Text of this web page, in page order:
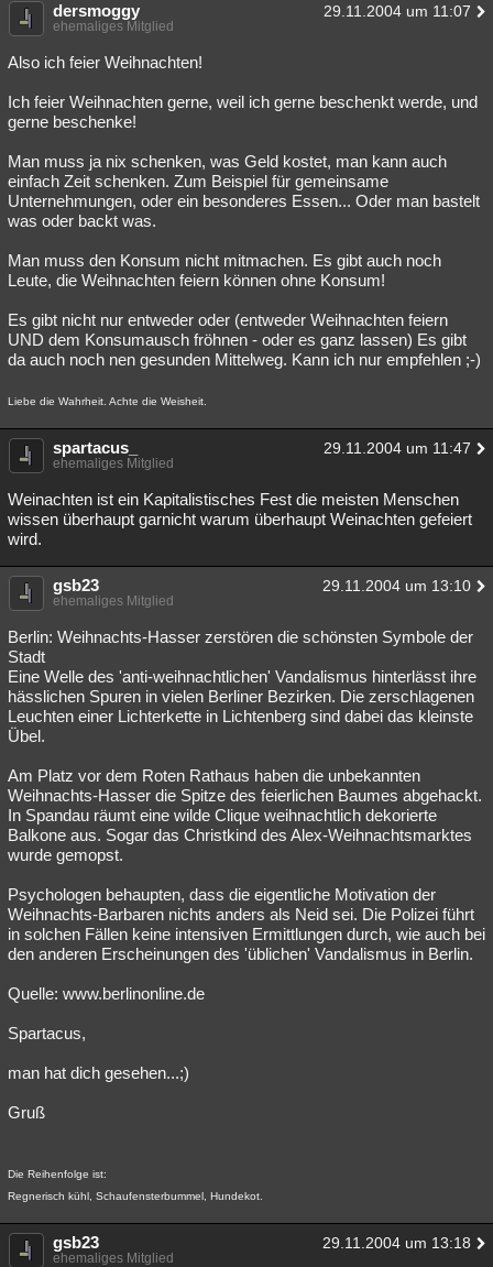
dersmoggy 29.11.2004 um 11:07
ehemaliges Mitglied
Also ich feier Weihnachten!
Ich feier Weihnachten gerne, weil ich gerne beschenkt werde, und
gerne beschenke!
Man muss ja nix schenken, was Geld kostet, man kann auch
einfach Zeit schenken. Zum Beispiel für gemeinsame
Unternehmungen, oder ein besonderes Essen... Oder man bastelt
was oder backt was.
Man muss den Konsum nicht mitmachen. Es gibt auch noch
Leute, die Weihnachten feiern können ohne Konsum!
Es gibt nicht nur entweder oder (entweder Weihnachten feiern
UND dem Konsumausch fröhnen - oder es ganz lassen) Es gibt
da auch noch nen gesunden Mittelweg. Kann ich nur empfehlen ;-)
Liebe die Wahrheit. Achte die Weisheit.
spartacus_ 29.11.2004 um 11:47
ehemaliges Mitglied
Weinachten ist ein Kapitalistisches Fest die meisten Menschen
wissen überhaupt garnicht warum überhaupt Weinachten gefeiert
wird.
gsb23 29.11.2004 um 13:10
ehemaliges Mitglied
Berlin: Weihnachts-Hasser zerstören die schönsten Symbole der
Stadt
Eine Welle des 'anti-weihnachtlichen' Vandalismus hinterlässt ihre
hässlichen Spuren in vielen Berliner Bezirken. Die zerschlagenen
Leuchten einer Lichterkette in Lichtenberg sind dabei das kleinste
Übel.
Am Platz vor dem Roten Rathaus haben die unbekannten
Weihnachts-Hasser die Spitze des feierlichen Baumes abgehackt.
In Spandau räumt eine wilde Clique weihnachtlich dekorierte
Balkone aus. Sogar das Christkind des Alex-Weihnachtsmarktes
wurde gemopst.
Psychologen behaupten, dass die eigentliche Motivation der
Weihnachts-Barbaren nichts anders als Neid sei. Die Polizei führt
in solchen Fällen keine intensiven Ermittlungen durch, wie auch bei
den anderen Erscheinungen des 'üblichen' Vandalismus in Berlin.
Quelle: www.berlinonline.de
Spartacus,
man hat dich gesehen...;)
Gruß
Die Reihenfolge ist:
Regnerisch kühl, Schaufensterbummel, Hundekot.
gsb23 29.11.2004 um 13:18
ehemaliges Mitglied